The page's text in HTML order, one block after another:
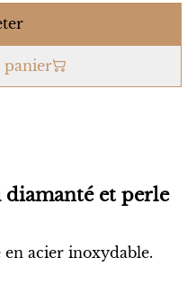
panier
diamanté et perle
acier inoxydable.